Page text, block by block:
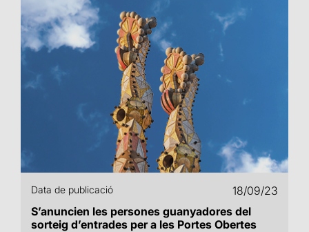
Data de publicació
18/09/23
S’anuncien les persones guanyadores del
sorteig d’entrades per a les Portes Obertes